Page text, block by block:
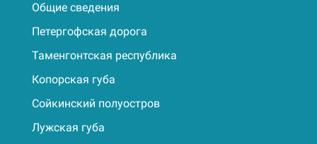
Общие сведения
Петергофская дорога
Таменгонтская республика
Копорская губа
Сойкинский полуостров
Лужская губа